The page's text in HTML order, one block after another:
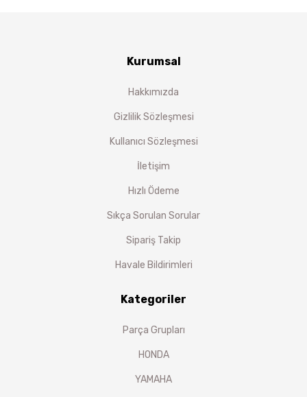
Kurumsal
Hakkımızda
Gizlilik Sözleşmesi
Kullanıcı Sözleşmesi
İletişim
Hızlı Ödeme
Sıkça Sorulan Sorular
Sipariş Takip
Havale Bildirimleri
Kategoriler
Parça Grupları
HONDA
YAMAHA